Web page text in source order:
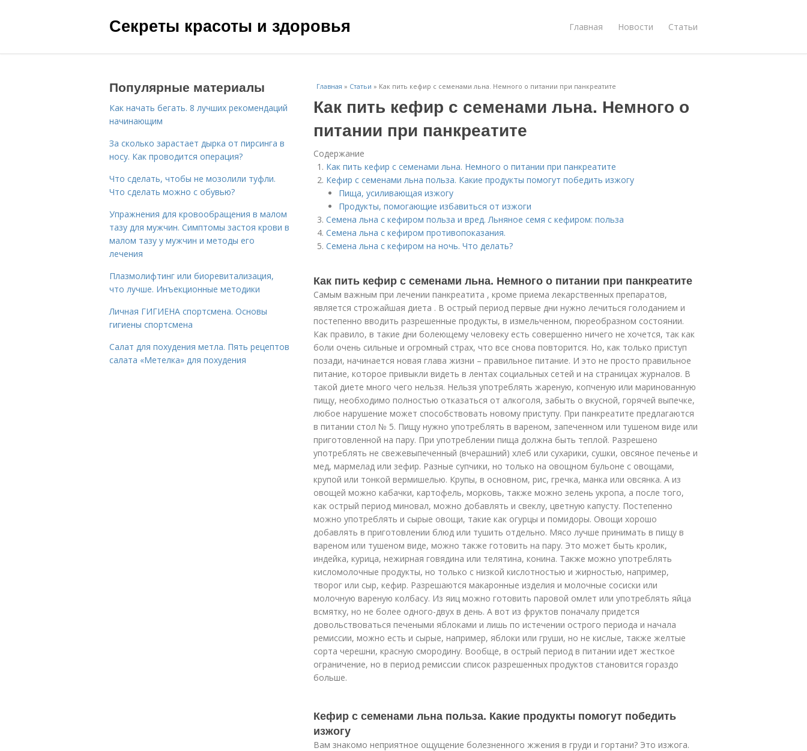
Секреты красоты и здоровья Главная Новости Статьи
Главная » Статьи » Как пить кефир с семенами льна. Немного о питании при панкреатите
Как пить кефир с семенами льна. Немного о
питании при панкреатите
Содержание
Как пить кефир с семенами льна. Немного о питании при панкреатите
Кефир с семенами льна польза. Какие продукты помогут победить изжогу
Пища, усиливающая изжогу
Продукты, помогающие избавиться от изжоги
Семена льна с кефиром польза и вред. Льняное семя с кефиром: польза
Семена льна с кефиром противопоказания.
Семена льна с кефиром на ночь. Что делать?
Как пить кефир с семенами льна. Немного о питании при панкреатите
Самым важным при лечении панкреатита , кроме приема лекарственных препаратов,
является строжайшая диета . В острый период первые дни нужно лечиться голоданием и
постепенно вводить разрешенные продукты, в измельченном, пюреобразном состоянии.
Как правило, в такие дни болеющему человеку есть совершенно ничего не хочется, так как
боли очень сильные и огромный страх, что все снова повторится. Но, как только приступ
позади, начинается новая глава жизни – правильное питание. И это не просто правильное
питание, которое привыкли видеть в лентах социальных сетей и на страницах журналов. В
такой диете много чего нельзя. Нельзя употреблять жареную, копченую или маринованную
пищу, необходимо полностью отказаться от алкоголя, забыть о вкусной, горячей выпечке,
любое нарушение может способствовать новому приступу. При панкреатите предлагаются
в питании стол № 5. Пищу нужно употреблять в вареном, запеченном или тушеном виде или
приготовленной на пару. При употреблении пища должна быть теплой. Разрешено
употреблять не свежевыпеченный (вчерашний) хлеб или сухарики, сушки, овсяное печенье и
мед, мармелад или зефир. Разные супчики, но только на овощном бульоне с овощами,
крупой или тонкой вермишелью. Крупы, в основном, рис, гречка, манка или овсянка. А из
овощей можно кабачки, картофель, морковь, также можно зелень укропа, а после того,
как острый период миновал, можно добавлять и свеклу, цветную капусту. Постепенно
можно употреблять и сырые овощи, такие как огурцы и помидоры. Овощи хорошо
добавлять в приготовлении блюд или тушить отдельно. Мясо лучше принимать в пищу в
вареном или тушеном виде, можно также готовить на пару. Это может быть кролик,
индейка, курица, нежирная говядина или телятина, конина. Также можно употреблять
кисломолочные продукты, но только с низкой кислотностью и жирностью, например,
творог или сыр, кефир. Разрешаются макаронные изделия и молочные сосиски или
молочную вареную колбасу. Из яиц можно готовить паровой омлет или употреблять яйца
всмятку, но не более одного-двух в день. А вот из фруктов поначалу придется
довольствоваться печеными яблоками и лишь по истечении острого периода и начала
ремиссии, можно есть и сырые, например, яблоки или груши, но не кислые, также желтые
сорта черешни, красную смородину. Вообще, в острый период в питании идет жесткое
ограничение, но в период ремиссии список разрешенных продуктов становится гораздо
больше.
Кефир с семенами льна польза. Какие продукты помогут победить
изжогу
Вам знакомо неприятное ощущение болезненного жжения в груди и гортани? Это изжога.
Популярные материалы
Как начать бегать. 8 лучших рекомендаций
начинающим
За сколько зарастает дырка от пирсинга в
носу. Как проводится операция?
Что сделать, чтобы не мозолили туфли.
Что сделать можно с обувью?
Упражнения для кровообращения в малом
тазу для мужчин. Симптомы застоя крови в
малом тазу у мужчин и методы его
лечения
Плазмолифтинг или биоревитализация,
что лучше. Инъекционные методики
Личная ГИГИЕНА спортсмена. Основы
гигиены спортсмена
Салат для похудения метла. Пять рецептов
салата «Метелка» для похудения